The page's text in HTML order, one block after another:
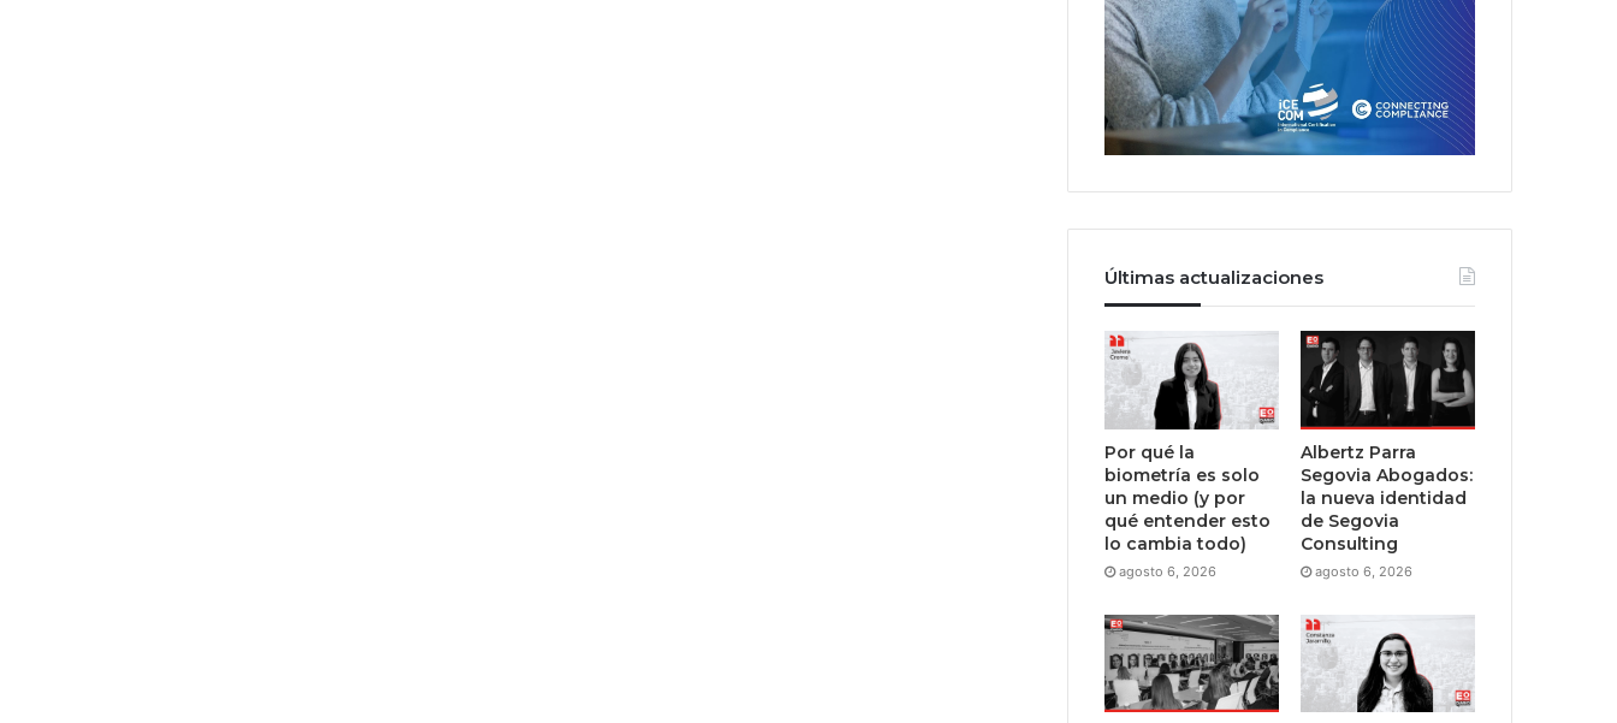
Últimas actualizaciones
Por qué la
biometría es solo
un medio (y por
qué entender esto
lo cambia todo)
agosto 6, 2026
Albertz Parra
Segovia Abogados:
la nueva identidad
de Segovia
Consulting
agosto 6, 2026